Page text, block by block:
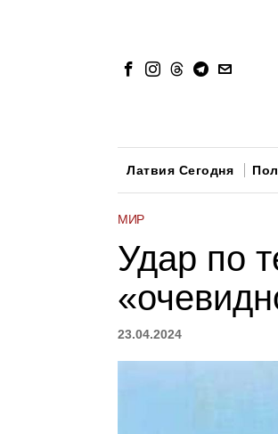
Латвия Сегодня
МИР
Удар по
23.04.2024